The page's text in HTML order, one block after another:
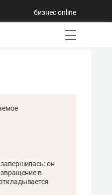
бизнес online
он
в